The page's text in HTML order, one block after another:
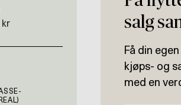
kr
salg
Få din
kjøps- og
med en